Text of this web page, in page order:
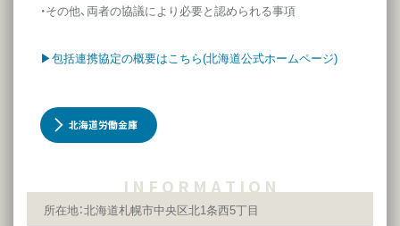
・その他、両者の協議により必要と認められる事項
▶包括連携協定の概要はこちら(北海道公式ホームページ)
北海道労働金庫
I N F O R M A T I O N
所在地：北海道札幌市中央区北1条西5丁目